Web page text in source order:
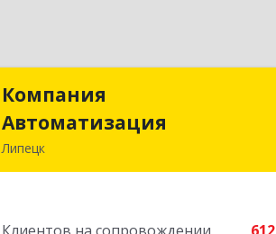
Компания
Автоматизация
Липецк
Автоматизация